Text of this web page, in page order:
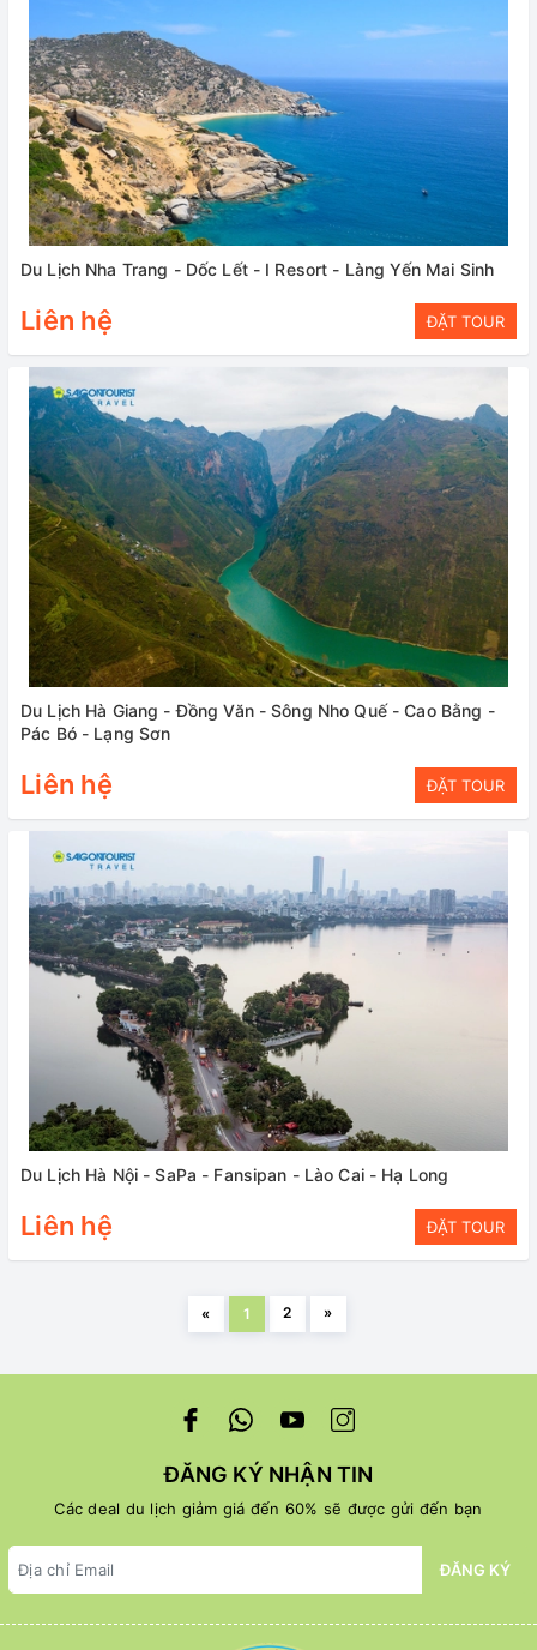
Du Lịch Nha Trang - Dốc Lết - I Resort - Làng Yến Mai Sinh
Liên hệ ĐẶT TOUR
Du Lịch Hà Giang - Đồng Văn - Sông Nho Quế - Cao Bằng -
Pác Bó - Lạng Sơn
Liên hệ ĐẶT TOUR
Du Lịch Hà Nội - SaPa - Fansipan - Lào Cai - Hạ Long
Liên hệ ĐẶT TOUR
« 1 2 »
ĐĂNG KÝ NHẬN TIN
Các deal du lịch giảm giá đến 60% sẽ được gửi đến bạn
ĐĂNG KÝ